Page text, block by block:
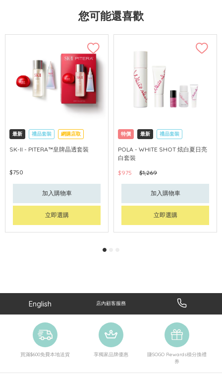
您可能還喜歡
最新 禮品套裝 網購店取
可中國內地配送
SK-II - PITERA™皇牌晶透套裝
$750
加入購物車
立即選購
特價 最新 禮品套裝
網購店取 可中國內地配送
POLA - WHITE SHOT 炫白夏日亮
白套裝
$975
$1,269
加入購物車
立即選購
English 店內顧客服務
買滿$600免費本地送貨 享獨家品牌優惠
賺SOGO Rewards積分換禮
券